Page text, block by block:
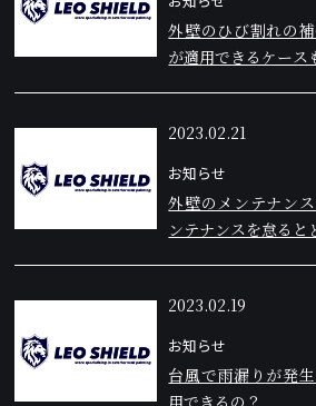
外壁のひび割れの
が適用できるケース
2023.02.21
お知らせ
外壁のメンテナン
ンテナンスを怠ると
2023.02.19
お知らせ
台風で雨漏りが発
用できるの？